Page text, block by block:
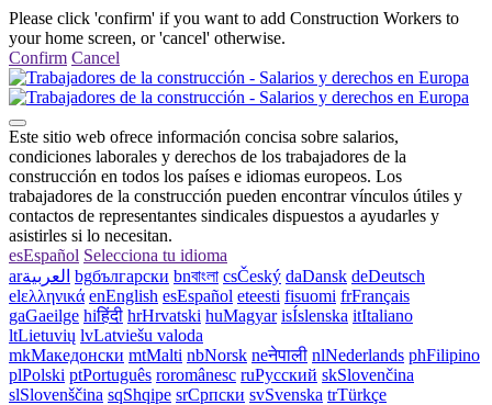
Please click 'confirm' if you want to add Construction Workers to
your home screen, or 'cancel' otherwise.
Confirm Cancel
Este sitio web ofrece información concisa sobre salarios,
condiciones laborales y derechos de los trabajadores de la
construcción en todos los países e idiomas europeos. Los
trabajadores de la construcción pueden encontrar vínculos útiles y
contactos de representantes sindicales dispuestos a ayudarles y
asistirles si lo necesitan.
esEspañol Selecciona tu idioma
arالعربية bgбългарски bnবাংলা csČeský daDansk deDeutsch
elελληνικά enEnglish esEspañol eteesti fisuomi frFrançais
gaGaeilge hiहिंदी hrHrvatski huMagyar isÍslenska itItaliano
ltLietuvių lvLatviešu valoda
mkМакедонски mtMalti nbNorsk neनेपाली nlNederlands phFilipino
plPolski ptPortuguês roromânesc ruРусский skSlovenčina
slSlovenščina sqShqipe srСрпски svSvenska trTürkçe